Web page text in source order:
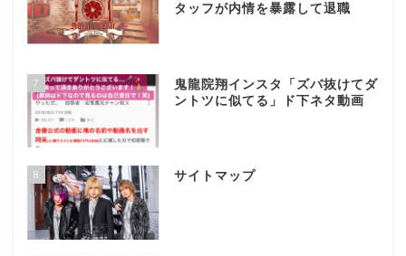
タッフが内情を暴露して退職
7
鬼龍院翔インスタ「ズバ抜けてダ
ントツに似てる」ド下ネタ動画
8 サイトマップ